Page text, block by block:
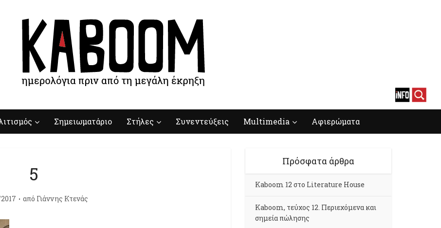
Σημειωματάριο Στήλες Συνεντεύξεις Multimedia Αφιερώματα
5
από Γιάννης Κτενάς
Πρόσφατα άρθρα
Kaboom 12 στο Literature House
Kaboom, τεύχος 12. Περιεχόμενα και
σημεία πώλησης